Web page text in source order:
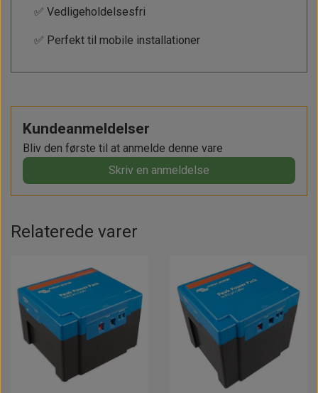
✅ Vedligeholdelsesfri
✅ Perfekt til mobile installationer
Kundeanmeldelser
Bliv den første til at anmelde denne vare
Skriv en anmeldelse
Relaterede varer